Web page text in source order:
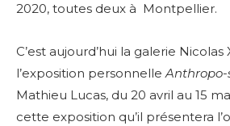
2020, toutes deux à Montpellier.
C’est aujourd’hui la galerie
l’exposition personnelleAnthropo-
Mathieu Lucas, du 20 avril au 15
cette exposition qu’il présentera